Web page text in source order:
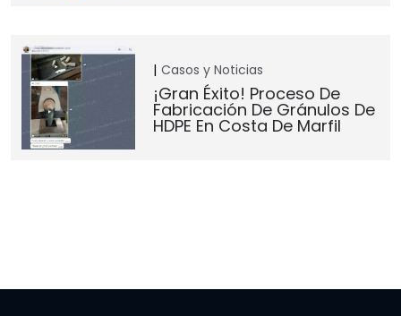
Casos y Noticias
¡Gran Éxito! Proceso De
Fabricación De Gránulos De
HDPE En Costa De Marfil